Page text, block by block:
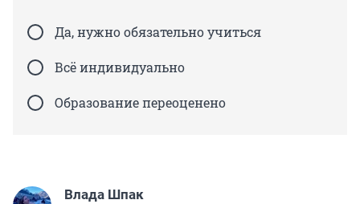
Да, нужно обязательно учиться
Всё индивидуально
Образование переоценено
Влада Шпак